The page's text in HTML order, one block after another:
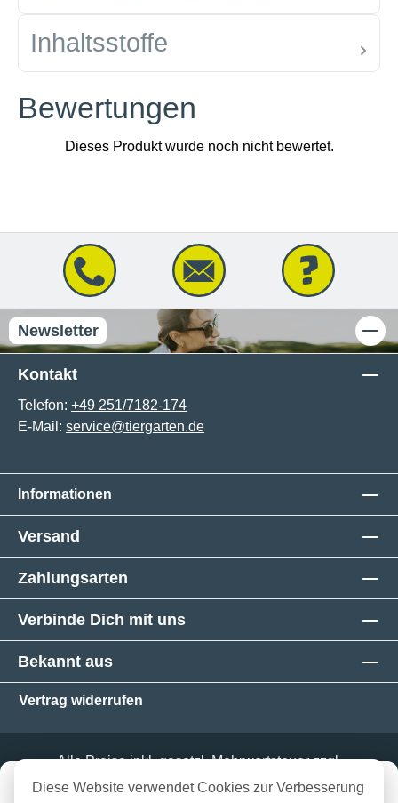
in 3-5 Werktagen bei dir
Inhaltsstoffe
Bewertungen
Newsletter
Kontakt
Telefon: +49 251/7182-174
E-Mail: service@tiergarten.de
Informationen
Versand
Zahlungsarten
Verbinde Dich mit uns
Bekannt aus
Vertrag widerrufen
Alle Preise inkl. gesetzl. Mehrwertsteuer zzgl.
Versandkosten und ggf. Nachnahmegebühren, wenn
Diese Website verwendet Cookies zur Verbesserung